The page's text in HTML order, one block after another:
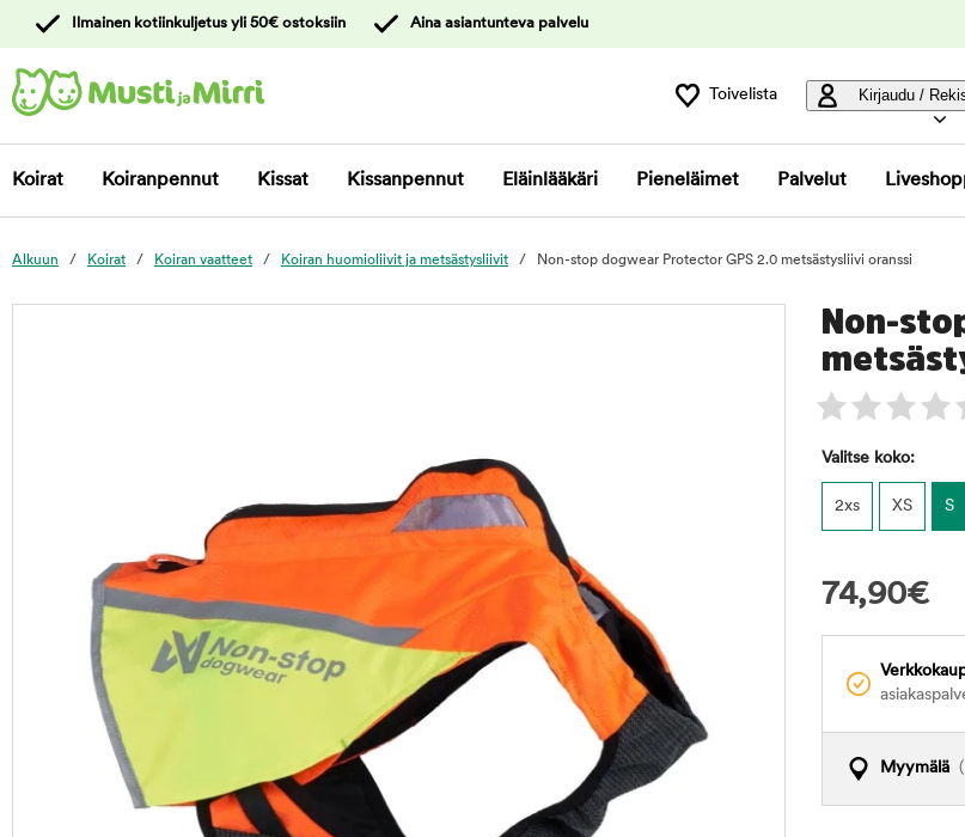
asiakaspalveluun
Ilmainen kotiinkuljetus yli 50€ ostoksiin Aina asiantunteva palvelu
Toivelista Kirjaudu /
Koirat Koiranpennut Kissat Kissanpennut Eläinlääkäri Pieneläimet Palvelut
Alkuun Koirat Koiran vaatteet Koiran huomioliivit ja metsästysliivit Non-stop dogwear Protector GPS 2.0 metsästysliivi oranssi
Non-
Valitse koko:
2xs XS S
74,90€
Myymälä